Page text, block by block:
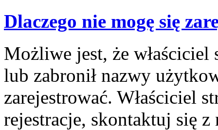
Dlaczego nie mogę się
Możliwe jest, że właściciel
lub zabronił nazwy
zarejestrować. Właściciel
rejestracje, skontaktuj się